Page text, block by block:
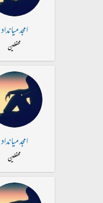
امجد میانداد
محفلین
امجد میانداد
محفلین